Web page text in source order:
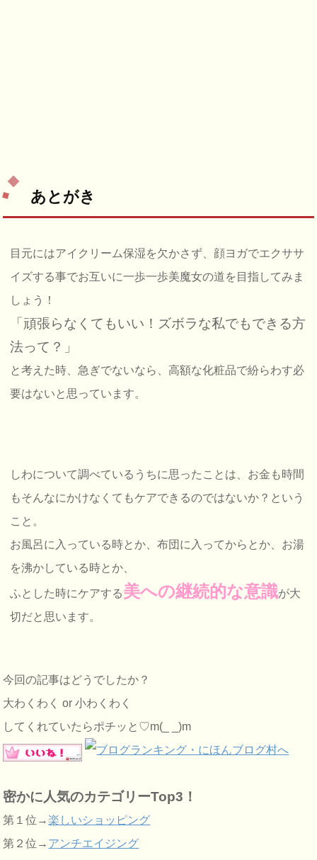
あとがき
目元にはアイクリーム保湿を欠かさず、顔ヨガでエクササ
イズする事でお互いに一歩一歩美魔女の道を目指してみま
しょう！
「頑張らなくてもいい！ズボラな私でもできる方
法って？」
と考えた時、急ぎでないなら、高額な化粧品で紛らわす必
要はないと思っています。
しわについて調べているうちに思ったことは、お金も時間
もそんなにかけなくてもケアできるのではないか？という
こと。
お風呂に入っている時とか、布団に入ってからとか、お湯
を沸かしている時とか、
ふとした時にケアする美への継続的な意識が大
切だと思います。
今回の記事はどうでしたか？
大わくわく or 小わくわく
してくれていたらポチッと♡m(_ _)m
密かに人気のカテゴリーTop3！
第１位→楽しいショッピング
第２位→ アンチエイジング